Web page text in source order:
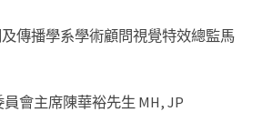
傳播學系學術顧問視覺特效總監馬
會主席陳華裕先生 MH, JP